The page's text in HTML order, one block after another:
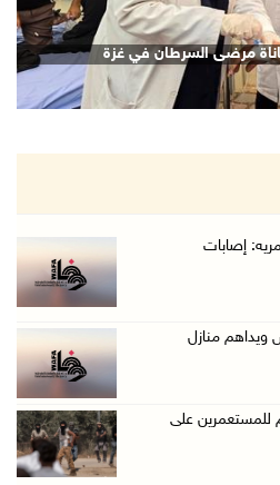
في "اتحاد الك ...
شرق بيت لحم
الراحل أحمد ع ...
العميد جيسون ...
جرير ومستعمرون ي ...
مدربي المعلمين ...
مرضى السرطان في غزة
إصابات
ويداهم منازل
على